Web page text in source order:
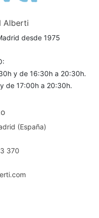
Alberti
desde 1975
y de 16:30h a 20:30h.
de 17:00h a 20:30h.
(España)
370